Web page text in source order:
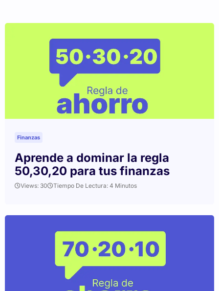
Finanzas
Aprende a dominar la regla
50,30,20 para tus finanzas
Views: 30 Tiempo De Lectura: 4 Minutos